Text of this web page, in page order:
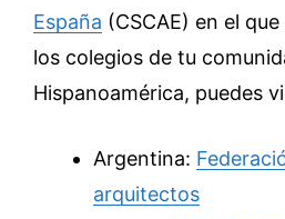
España (CSCAE) en el
los colegios de tu
Hispanoamérica, puedes
Argentina:
arquitectos